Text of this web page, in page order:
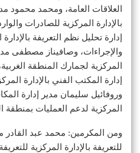
العلاقات العامة، ومحمد محمود
بالإدارة المركزية للصادرات
إدارة تحليل نظم التعريفة
والإجراءات، وصافيناز مصطفى مدير
المركزية لجمارك المنطقة
إدارة المكتب الفني بالإدارة
وروفائيل سليمان مدير إدارة
المركزية لدعم العمليات بمنطقة
ومن المكرمين: محمد عبد القادر
للتعريفة بالإدارة المركزية